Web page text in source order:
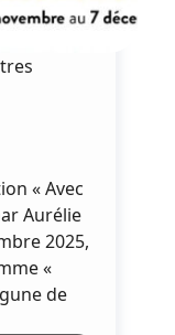
« Avec
Aurélie
2025,
«
de